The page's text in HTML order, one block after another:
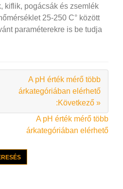
kiflik, pogácsák és zsemlék
25-250 C° között
paraméterekre is be tudja
A pH érték mérő több
árkategóriában elérhető
:Következő »
A pH érték mérő több
árkategóriában elérhető